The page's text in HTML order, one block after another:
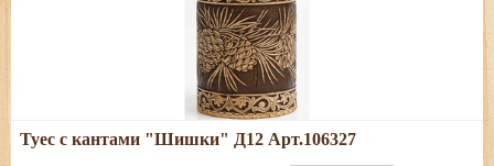
Подробнее
Размеры: диаметр - 12 см; высота (с хватком) - 20 см
Туес с кантами "Шишки" Д12 Арт.106327